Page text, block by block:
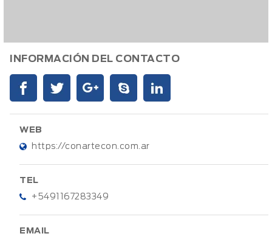
INFORMACIÓN DEL CONTACTO
WEB
https://conartecon.com.ar
TEL
+5491167283349
EMAIL